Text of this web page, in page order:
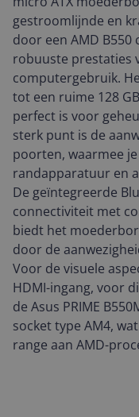
gestroomlijnde en
door een AMD
robuuste prestaties
computergebruik.
tot een ruime 128
perfect is voor
sterk punt is de
poorten, waarmee
randapparatuur en
De geïntegreerde
connectiviteit met
biedt het
door de
Voor de visuele
HDMI-ingang, voor
de Asus PRIME
socket type AM4,
range aan AMD-